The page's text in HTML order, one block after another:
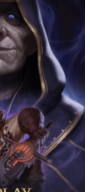
ออนไลน์แบบ Free-
ร้างแบบสุ่มตามระบบ
สุดในโลก steampunk